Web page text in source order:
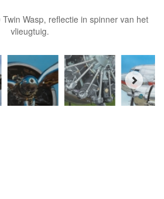
Wasp, reflectie in spinner van het
vlieugtuig.